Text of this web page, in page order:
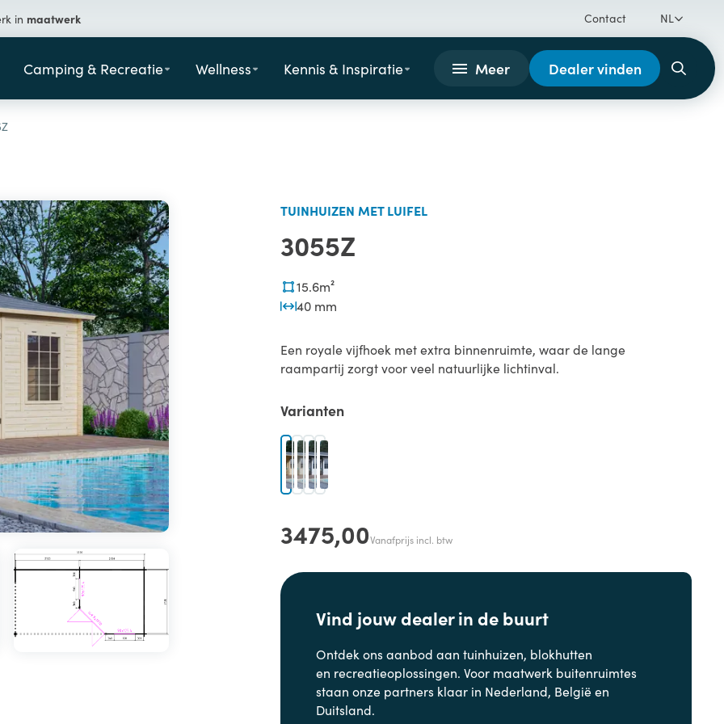
in maatwerk Contact NL
Camping & Recreatie Wellness Kennis & Inspiratie Meer Dealer vinden
TUINHUIZEN MET LUIFEL
3055Z
15.6m²
40 mm
Een royale vijfhoek met extra binnenruimte, waar de lange
raampartij zorgt voor veel natuurlijke lichtinval.
Varianten
3475,00Vanafprijs incl. btw
Vind jouw dealer in de buurt
Ontdek ons aanbod aan tuinhuizen, blokhutten
en recreatieoplossingen. Voor maatwerk buitenruimtes
staan onze partners klaar in Nederland, België en
Duitsland.